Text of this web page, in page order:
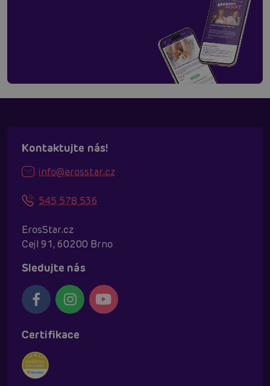
Kontaktujte nás!
info@erosstar.cz
545 578 536
ErosStar.cz
Cejl 91, 60200 Brno
Sledujte nás
Certifikace